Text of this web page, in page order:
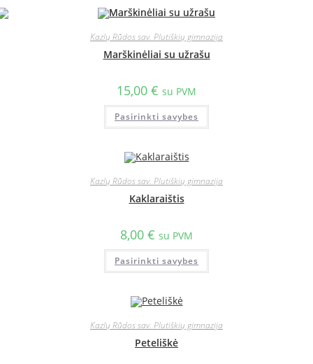
Kazlų Rūdos sav. Plutiškių gimnazija
Marškinėliai su užrašu
15,00 € su PVM
Pasirinkti savybes
Kazlų Rūdos sav. Plutiškių gimnazija
Kaklaraištis
8,00 € su PVM
Pasirinkti savybes
Kazlų Rūdos sav. Plutiškių gimnazija
Peteliškė